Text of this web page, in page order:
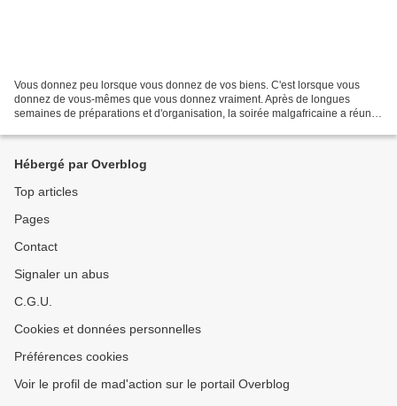
Vous donnez peu lorsque vous donnez de vos biens. C'est lorsque vous
donnez de vous-mêmes que vous donnez vraiment. Après de longues
semaines de préparations et d'organisation, la soirée malgafricaine a réuni
Hébergé par Overblog
Top articles
Pages
Contact
Signaler un abus
C.G.U.
Cookies et données personnelles
Préférences cookies
Voir le profil de mad'action sur le portail Overblog